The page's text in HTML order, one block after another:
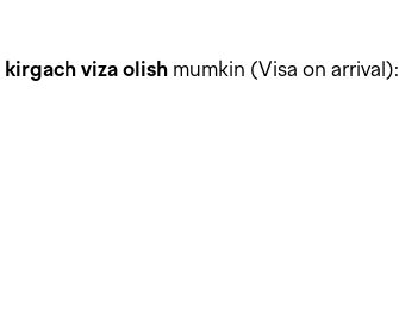
kirgach viza olish mumkin (Visa on arrival):